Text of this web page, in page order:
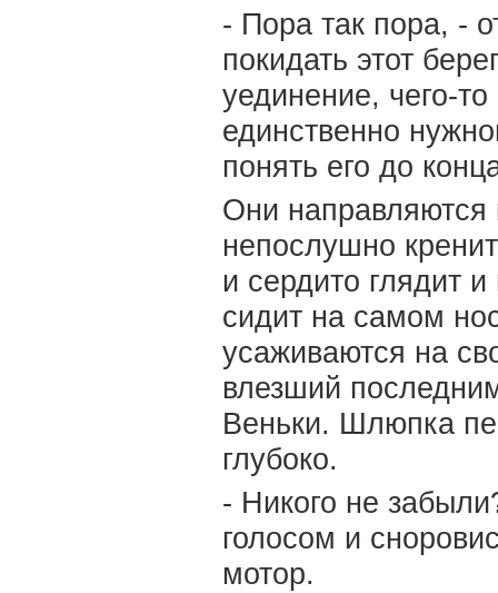
- Пора так пора, -
покидать этот
уединение, чего-
единственно
понять его до
Они
непослушно
и сердито глядит
сидит на самом
усаживаются на
влезший
Веньки. Шлюпка
глубоко.
- Никого не
голосом и
мотор.